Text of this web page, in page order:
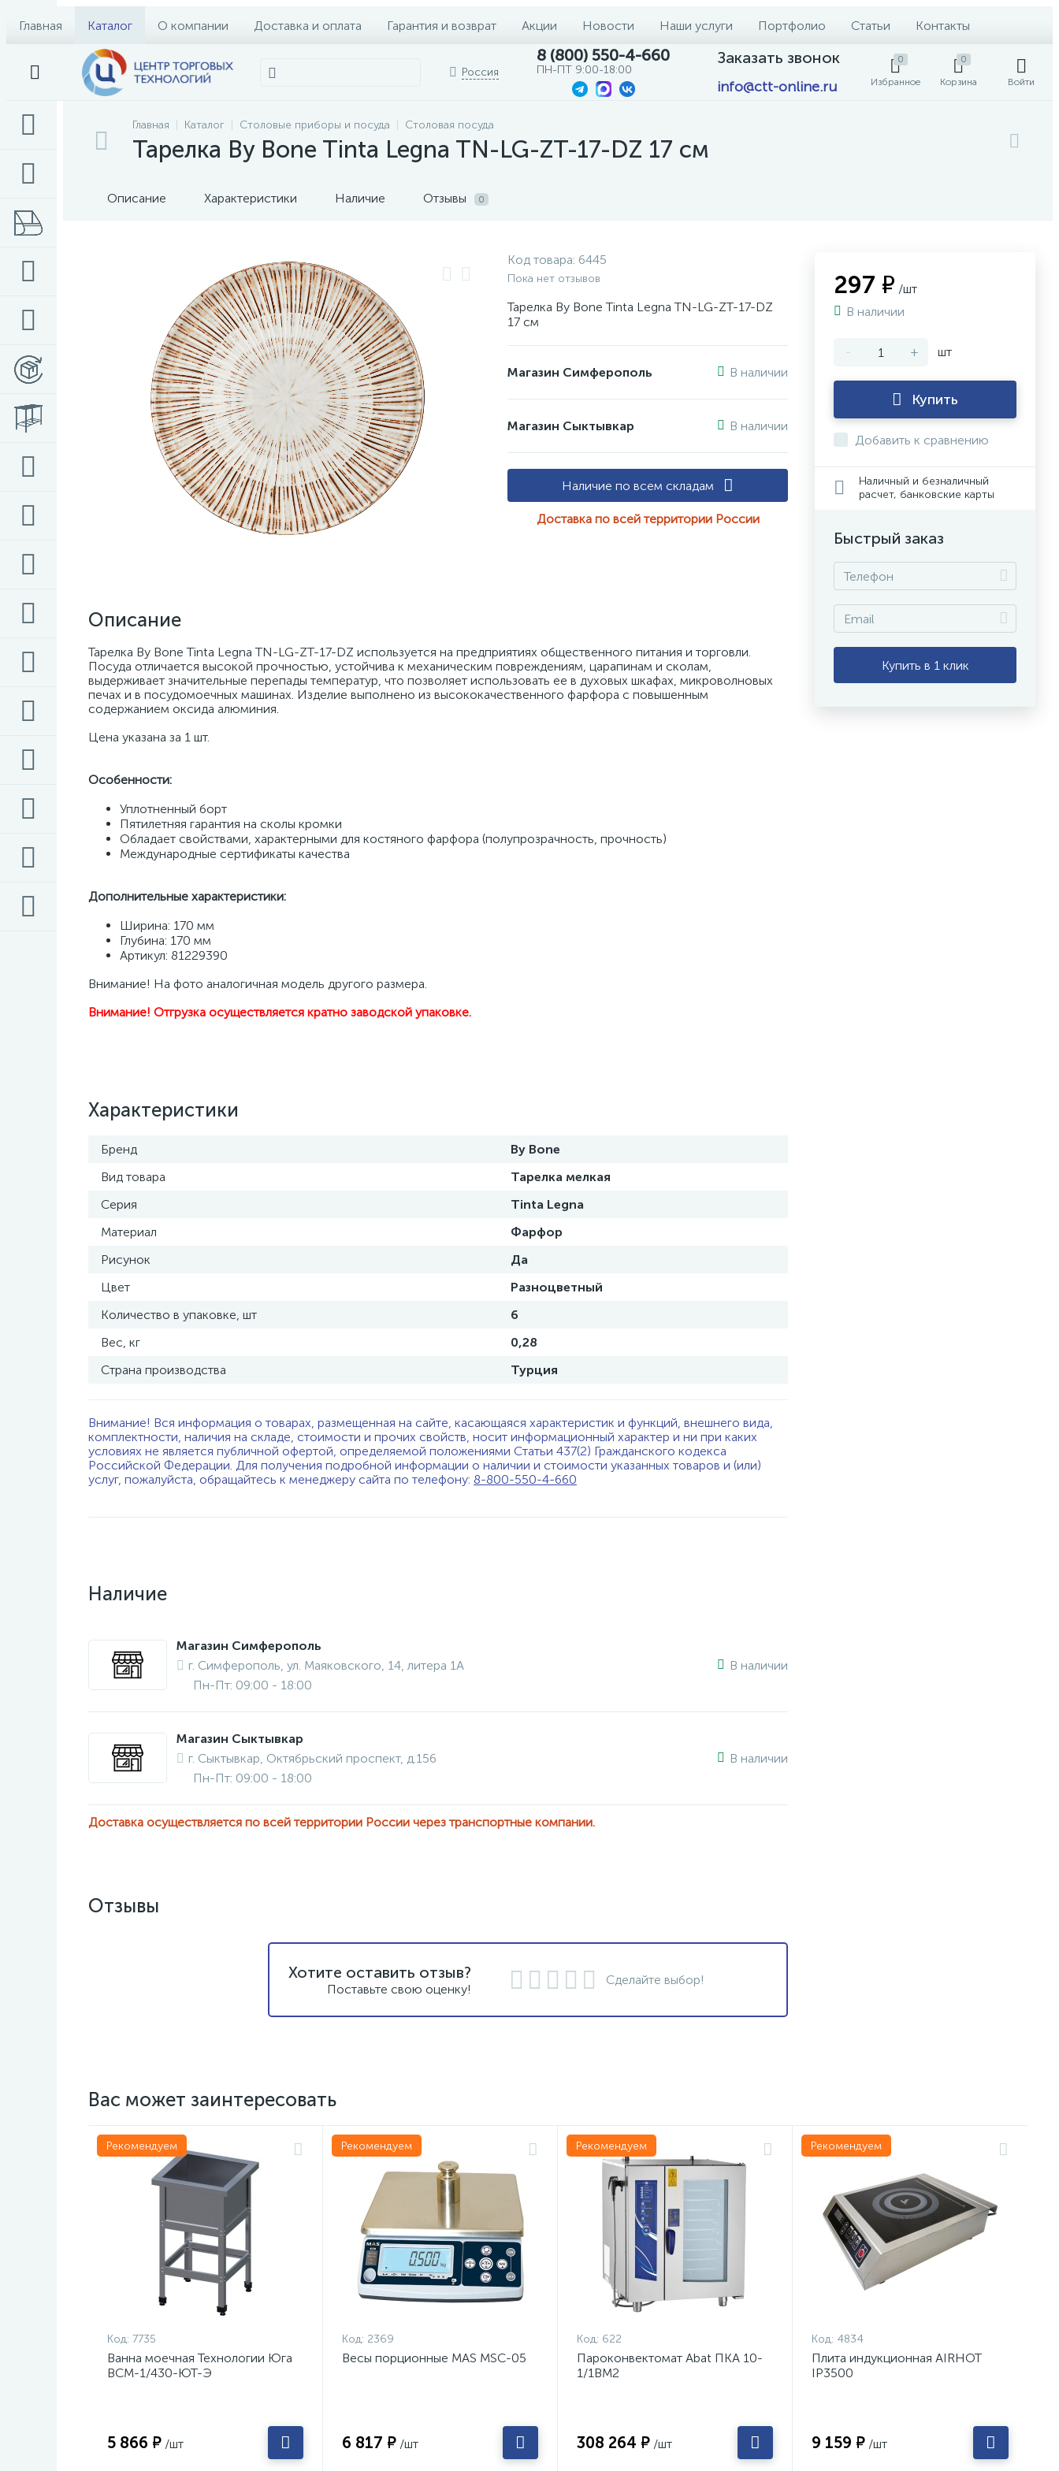
Главная Каталог О компании Доставка и оплата Гарантия и возврат Акции Новости Наши услуги Портфолио Статьи Контакты
Россия
8 (800) 550-4-660
ПН-ПТ 9:00-18:00
Заказать звонок
info@ctt-online.ru
0
Избранное
0
Корзина Войти
Главная Каталог Столовые приборы и посуда Столовая посуда
Тарелка By Bone Tinta Legna TN-LG-ZT-17-DZ 17 см
Описание Характеристики Наличие Отзывы 0
Код товара: 6445
Пока нет отзывов
Тарелка By Bone Tinta Legna TN-LG-ZT-17-DZ
17 см
Магазин Симферополь В наличии
Магазин Сыктывкар В наличии
Наличие по всем складам
Доставка по всей территории России
Описание
Тарелка By Bone Tinta Legna TN-LG-ZT-17-DZ используется на предприятиях общественного питания и торговли.
Посуда отличается высокой прочностью, устойчива к механическим повреждениям, царапинам и сколам,
выдерживает значительные перепады температур, что позволяет использовать ее в духовых шкафах, микроволновых
печах и в посудомоечных машинах. Изделие выполнено из высококачественного фарфора с повышенным
содержанием оксида алюминия.
Цена указана за 1 шт.
Особенности:
Уплотненный борт
Пятилетняя гарантия на сколы кромки
Обладает свойствами, характерными для костяного фарфора (полупрозрачность, прочность)
Международные сертификаты качества
Дополнительные характеристики:
Ширина: 170 мм
Глубина: 170 мм
Артикул: 81229390
Внимание! На фото аналогичная модель другого размера.
Внимание! Отгрузка осуществляется кратно заводской упаковке.
Характеристики
Бренд
By Bone
Вид товара
Тарелка мелкая
Серия
Tinta Legna
Материал
Фарфор
Рисунок
Да
Цвет
Разноцветный
Количество в упаковке, шт
6
Вес, кг
0,28
Страна производства
Турция
Внимание! Вся информация о товарах, размещенная на сайте, касающаяся характеристик и функций, внешнего вида,
комплектности, наличия на складе, стоимости и прочих свойств, носит информационный характер и ни при каких
условиях не является публичной офертой, определяемой положениями Статьи 437(2) Гражданского кодекса
Российской Федерации. Для получения подробной информации о наличии и стоимости указанных товаров и (или)
услуг, пожалуйста, обращайтесь к менеджеру сайта по телефону: 8-800-550-4-660
Наличие
Магазин Симферополь
г. Симферополь, ул. Маяковского, 14, литера 1А
Пн-Пт: 09:00 - 18:00
В наличии
Магазин Сыктывкар
г. Сыктывкар, Октябрьский проспект, д.156
Пн-Пт: 09:00 - 18:00
В наличии
Доставка осуществляется по всей территории России через транспортные компании.
297 ₽ /шт
В наличии
- + шт
Купить
Добавить к сравнению
Наличный и безналичный
расчет, банковские карты
Быстрый заказ
Купить в 1 клик
Отзывы
Хотите оставить отзыв?
Поставьте свою оценку!
Сделайте выбор!
Вас может заинтересовать
Рекомендуем
Код: 7735
Ванна моечная Технологии Юга
ВСМ-1/430-ЮТ-Э
5 866 ₽ /шт
Рекомендуем
Код: 2369
Весы порционные MAS MSC-05
6 817 ₽ /шт
Рекомендуем
Код: 622
Пароконвектомат Abat ПКА 10-
1/1ВМ2
308 264 ₽ /шт
Рекомендуем
Код: 4834
Плита индукционная AIRHOT
IP3500
9 159 ₽ /шт